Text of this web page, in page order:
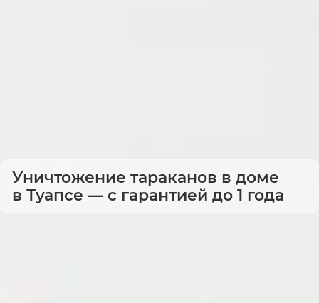
Уничтожение тараканов в доме
в Туапсе — с гарантией до 1 года